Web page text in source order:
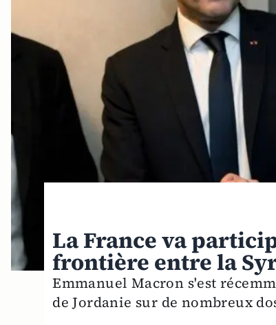
La France va
frontière entre la
Emmanuel Macron s'est
de Jordanie sur de nombreux